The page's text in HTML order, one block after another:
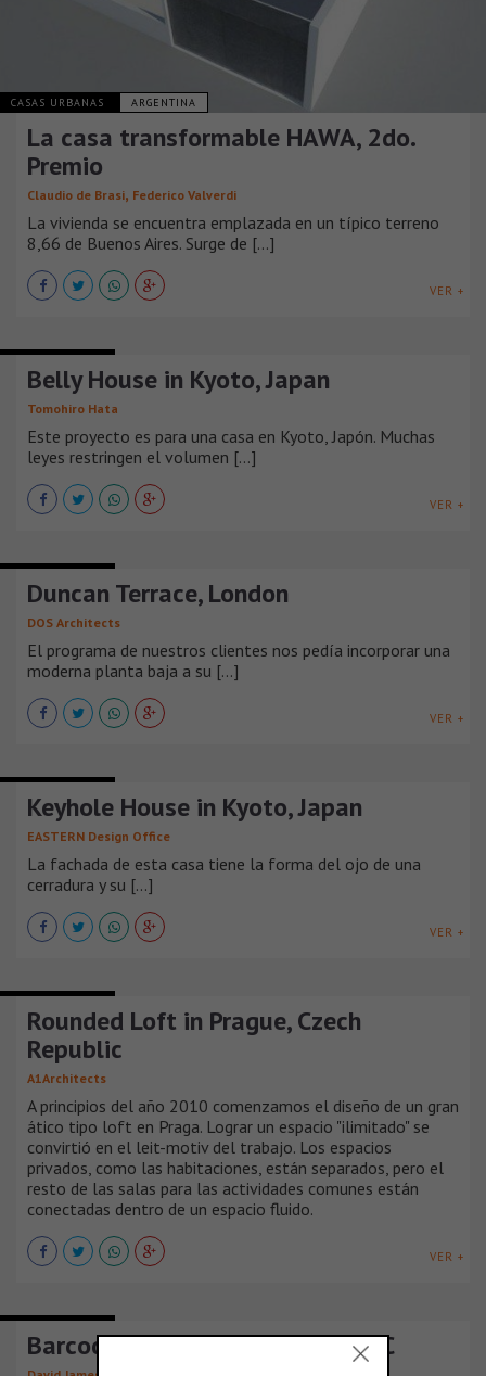
CASAS URBANAS ARGENTINA
La casa transformable HAWA, 2do.
Premio
Claudio de Brasi, Federico Valverdi
La vivienda se encuentra emplazada en un típico terreno
8,66 de Buenos Aires. Surge de [...]
VER +
Belly House in Kyoto, Japan
Tomohiro Hata
Este proyecto es para una casa en Kyoto, Japón. Muchas
leyes restringen el volumen [...]
VER +
Duncan Terrace, London
DOS Architects
El programa de nuestros clientes nos pedía incorporar una
moderna planta baja a su [...]
VER +
Keyhole House in Kyoto, Japan
EASTERN Design Office
La fachada de esta casa tiene la forma del ojo de una
cerradura y su [...]
VER +
Rounded Loft in Prague, Czech
Republic
A1Architects
A principios del año 2010 comenzamos el diseño de un gran
ático tipo loft en Praga. Lograr un espacio "ilimitado" se
convirtió en el leit-motiv del trabajo. Los espacios
privados, como las habitaciones, están separados, pero el
resto de las salas para las actividades comunes están
conectadas dentro de un espacio fluido.
VER +
Barcode House in Washington DC